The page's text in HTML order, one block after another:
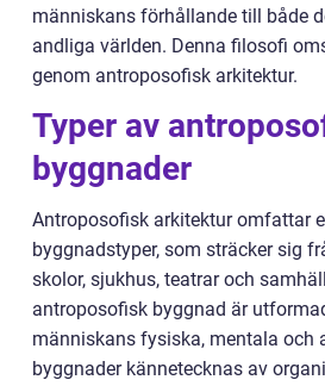
människans förhållande till både
andliga världen. Denna filosofi
genom antroposofisk arkitektur.
Typer av
byggnader
Antroposofisk arkitektur omfattar
byggnadstyper, som sträcker sig
skolor, sjukhus, teatrar och
antroposofisk byggnad är
människans fysiska, mentala och
byggnader kännetecknas av